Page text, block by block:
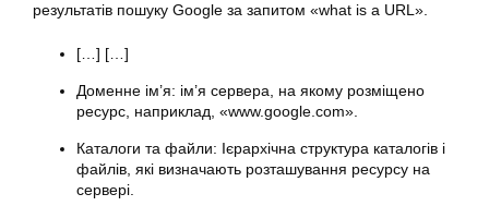
результатів пошуку Google за запитом «what is a URL».
[…] […]
Доменне ім’я: ім’я сервера, на якому розміщено
ресурс, наприклад, «www.google.com».
Каталоги та файли: Ієрархічна структура каталогів і
файлів, які визначають розташування ресурсу на
сервері.